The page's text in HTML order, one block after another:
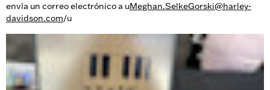
envía un correo electrónico a uMeghan.SelkeGorski@harley-
davidson.com/u